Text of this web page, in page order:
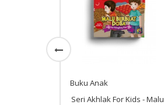
Buku Anak
Seri Akhlak For Kids - Malu